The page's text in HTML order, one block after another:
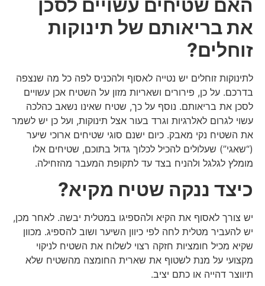
האם שטיחים עשויים לסכן
את בריאותם של תינוקות
זוחלים?
לתינוקות זוחלים יש נטייה לאסוף ולהכניס לפה כל מה שנצפה
בדרכם. על כן, פירורים ושאריות מזון על השטיח אכן עשויים
לסכן את בריאותם. נוסף על כך, שטיח שאינו נשאב כהלכה
עשוי לגרום לאלרגיות וגרד בעור אצל תינוקות, ועל כן יש לשמר
את השטיח נקי מאבק. כיום ישנם סוגי שטיחים ארוכי שיער
(“שאגי”) שעלולים להכיל לכלוך גדול בתוכם, שטיחים אלו
מומלץ לגלגל ולהניח בצד עד לתקופת המעבר מהזחילה.
כיצד ננקה שטיח מקיא?
יש צורך לאסוף את הקיא ולהספיגו במטלית יבשה. לאחר מכן,
יש להעביר מטלית לחה לפי כיוון השיער ושוב להספיג. מכוון
שקיא מכיל חומציות חזקה רצוי לשלוח את השטיח לניקוי
מקצועי על מנת לשטוף את שארית החומצה מהשטיח שלא
תיווצר דהייה או כתם יציב.